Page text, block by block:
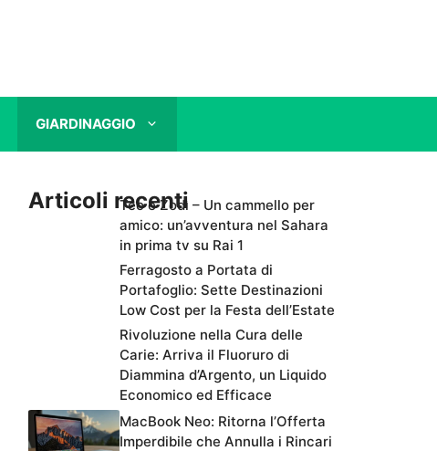
GIARDINAGGIO
Articoli recentiTeo e Zodì – Un cammello per
amico: un’avventura nel Sahara
in prima tv su Rai 1
Ferragosto a Portata di
Portafoglio: Sette Destinazioni
Low Cost per la Festa dell’Estate
Rivoluzione nella Cura delle
Carie: Arriva il Fluoruro di
Diammina d’Argento, un Liquido
Economico ed Efficace
MacBook Neo: Ritorna l’Offerta
Imperdibile che Annulla i Rincari